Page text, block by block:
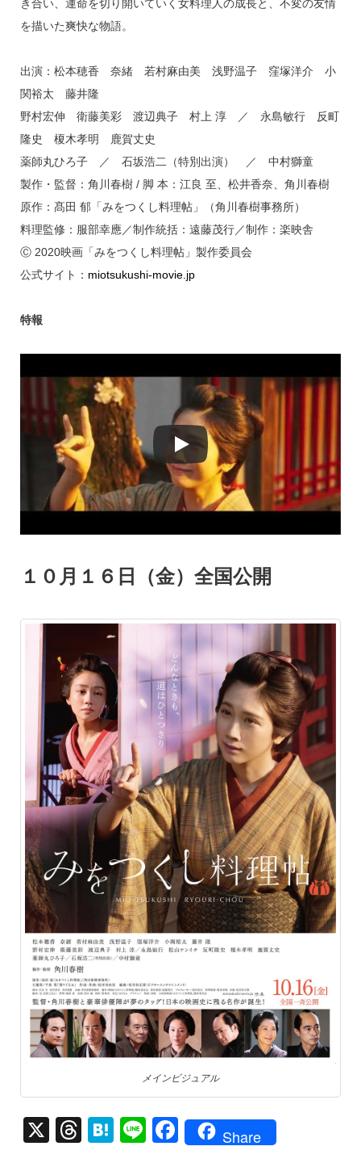
き合い、運命を切り開いていく女料理人の成長と、不変の友情
を描いた爽快な物語。
出演：松本穂香 奈緒 若村麻由美 浅野温子 窪塚洋介 小
関裕太 藤井隆
野村宏伸 衛藤美彩 渡辺典子 村上 淳 ／ 永島敏行 反町
隆史 榎木孝明 鹿賀丈史
薬師丸ひろ子 ／ 石坂浩二（特別出演） ／ 中村獅童
製作・監督：角川春樹 / 脚 本：江良 至、松井香奈、角川春樹
原作：髙田 郁「みをつくし料理帖」（角川春樹事務所）
料理監修：服部幸應／制作統括：遠藤茂行／制作：楽映舎
Ⓒ 2020映画「みをつくし料理帖」製作委員会
公式サイト： miotsukushi-movie.jp
特報
１０月１６日（金）全国公開
メインビジュアル
X
T
H
Li
F
Share